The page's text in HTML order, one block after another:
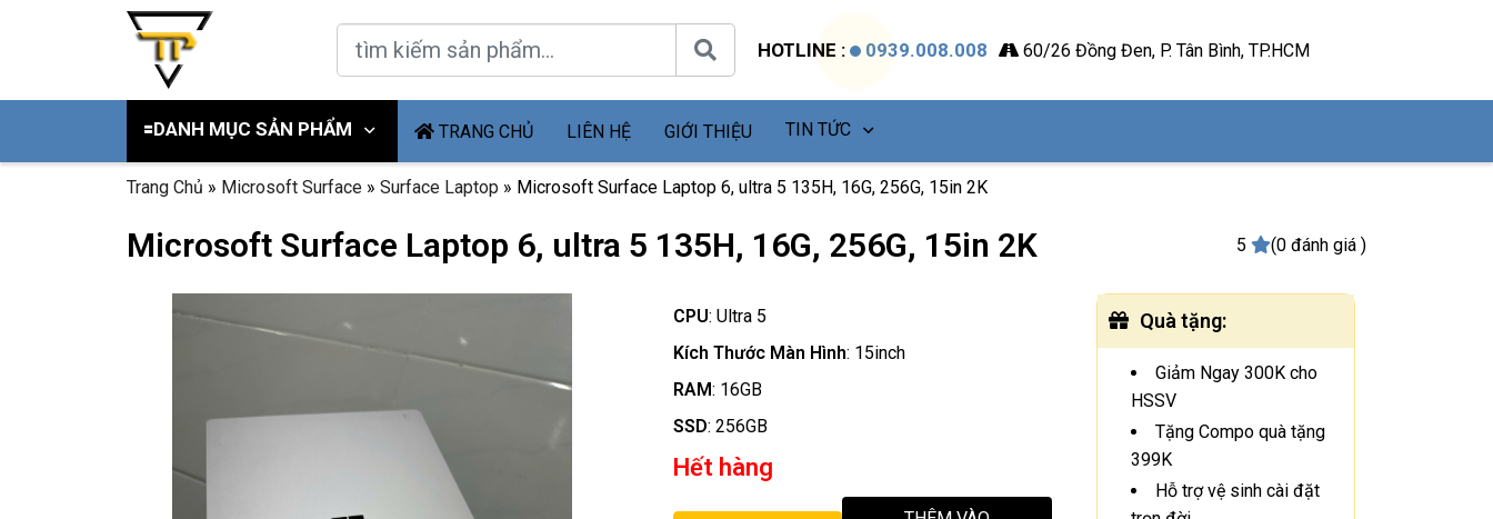
HOTLINE : 0939.008.008 60/26 Đồng Đen, P. Tân Bình, TP.HCM
🟰DANH MỤC SẢN PHẨM TRANG CHỦ LIÊN HỆ GIỚI THIỆU TIN TỨC
Trang Chủ » Microsoft Surface » Surface Laptop » Microsoft Surface Laptop 6, ultra 5 135H, 16G, 256G, 15in 2K
Microsoft Surface Laptop 6, ultra 5 135H, 16G, 256G, 15in 2K 5 (0 đánh giá )
CPU: Ultra 5
Kích Thước Màn Hình: 15inch
RAM: 16GB
SSD: 256GB
Hết hàng
Quà tặng:
Giảm Ngay 300K cho
HSSV
Tặng Compo quà tặng
399K
Hỗ trợ vệ sinh cài đặt